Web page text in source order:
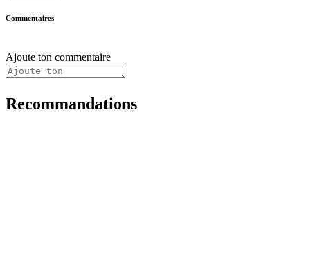
Commentaires
Ajoute ton commentaire
Recommandations